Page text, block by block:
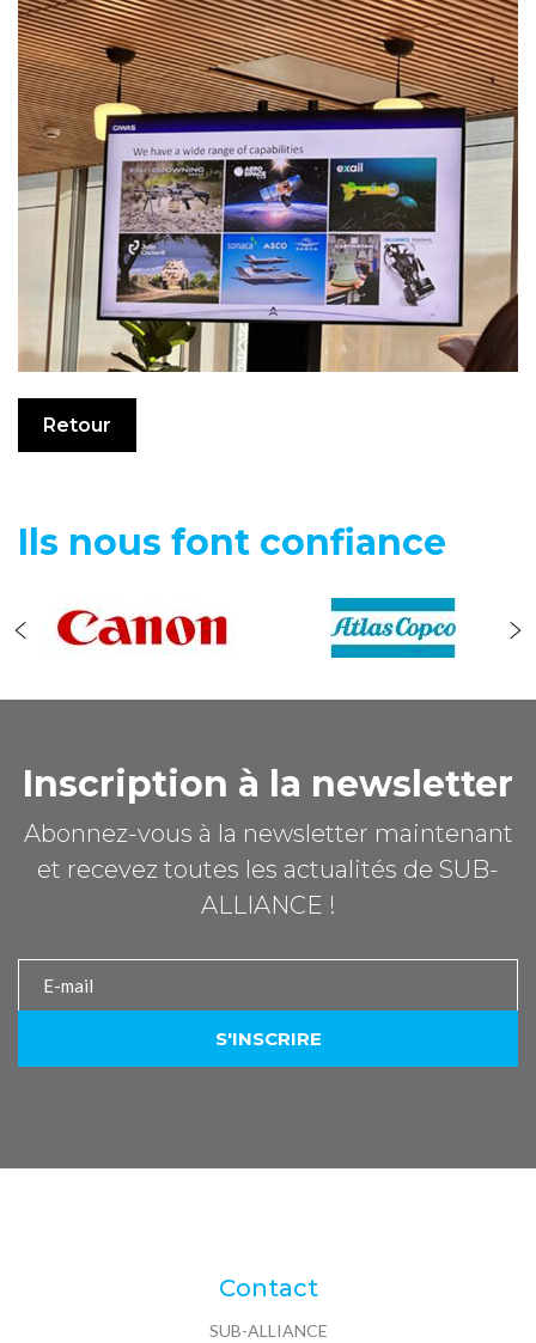
Retour
Ils nous font confiance
Inscription à la newsletter
Abonnez-vous à la newsletter maintenant
et recevez toutes les actualités de SUB-
ALLIANCE !
Contact
SUB-ALLIANCE